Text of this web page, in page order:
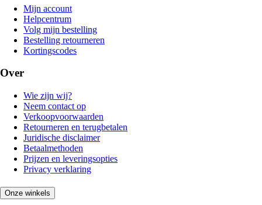
Mijn account
Helpcentrum
Volg mijn bestelling
Bestelling retourneren
Kortingscodes
Over
Wie zijn wij?
Neem contact op
Verkoopvoorwaarden
Retourneren en terugbetalen
Juridische disclaimer
Betaalmethoden
Prijzen en leveringsopties
Privacy verklaring
Onze winkels